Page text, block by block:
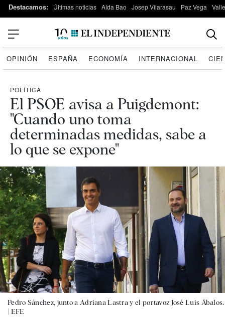
Destacamos: Últimas noticias Aída Bao Josep Vilarasau Paz Vega
OPINIÓN ESPAÑA ECONOMÍA INTERNACIONAL
POLÍTICA
El PSOE avisa a Puigdemont:
"Cuando uno toma
determinadas medidas, sabe a
lo que se expone"
Pedro Sánchez, junto a Adriana Lastra y el portavoz José Luis Ábalos.
| EFE